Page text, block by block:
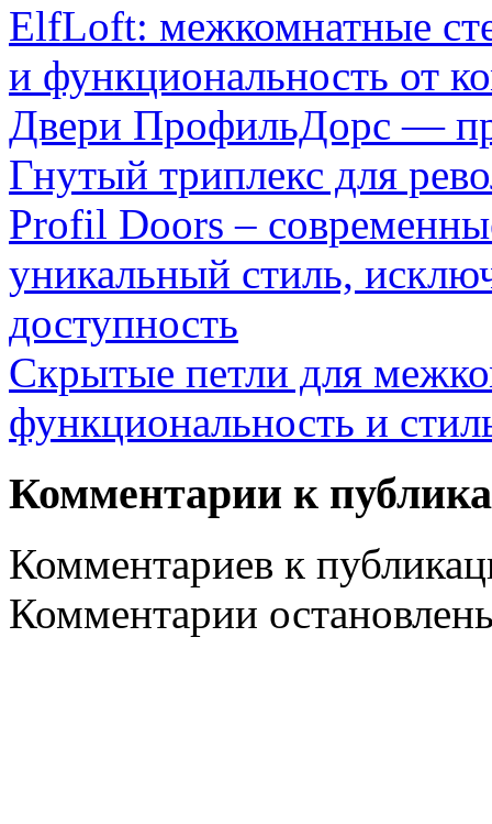
ElfLoft: межкомнатные
и функциональность от
Двери ПрофильДорс —
Гнутый триплекс для
Profil Doors –
уникальный стиль,
доступность
Скрытые петли для
функциональность и
Комментарии к
Комментариев к
Комментарии